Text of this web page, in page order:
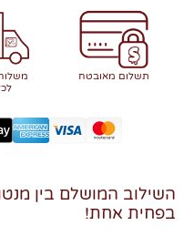
תשלום מאובטח
השילוב המושלם בין
בפחית אחת!